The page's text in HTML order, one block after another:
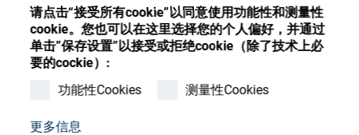
请点击“接受所有cookie”以同意使用功能性和测量性
cookie。您也可以在这里选择您的个人偏好，并通过
单击”保存设置”以接受或拒绝cookie（除了技术上必
要的cockie）:
功能性Cookies
测量性Cookies
更多信息
加入我们
Store
注册 登录